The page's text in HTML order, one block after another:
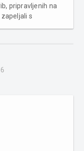
pripravljenih na
s